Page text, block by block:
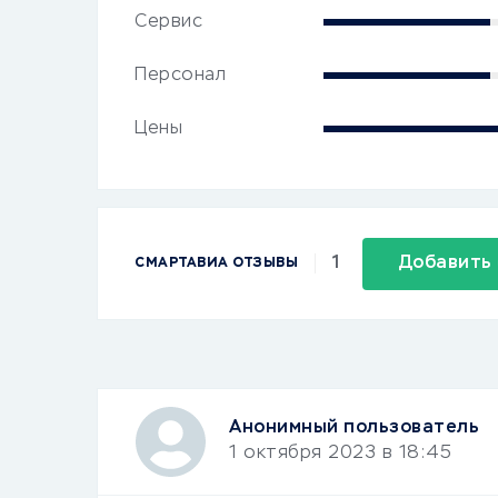
Сервис
Персонал
Цены
CМАРТАВИА ОТЗЫВЫ 1 Добавить
Анонимный пользователь
1 октября 2023 в 18:45